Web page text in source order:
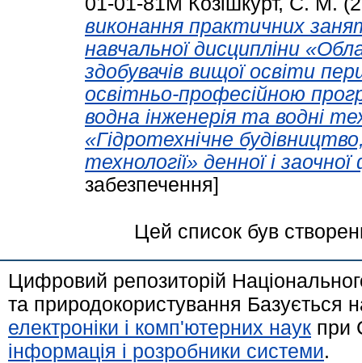
виконання практичних
навчальної дисципліни
здобувачів вищої освіти
освітньо-професійною
водна інженерія та водні
«Гідротехнічне
технології» денної і
забезпечення]
Цей список був
Цифровий репозиторій
та природокористування Базується
електроніки і комп'ютерних наук при
інформація і розробники системи.